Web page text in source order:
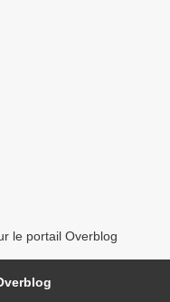
le portail Overblog